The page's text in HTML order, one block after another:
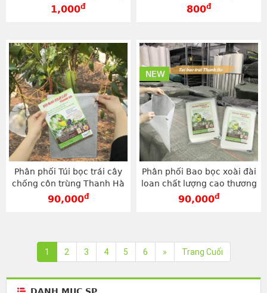
bền cao - TG3035T
1,000đ
cỡ 20x30cm - TG2030T
800đ
Phân phối Túi bọc trái cây
chống côn trùng Thanh Hà
độ bền cao loại 20x27cm -
90,000đ
Phân phối Bao bọc xoài đài
loan chất lượng cao thương
hiệu Thanh Hà loại
90,000đ
NEW
1 2 3 4 5 6 » Trang Cuối